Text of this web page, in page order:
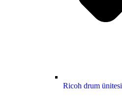
Ricoh drum ünitesi